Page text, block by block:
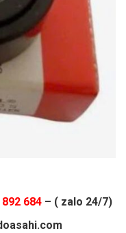
684– ( zalo 24/7)